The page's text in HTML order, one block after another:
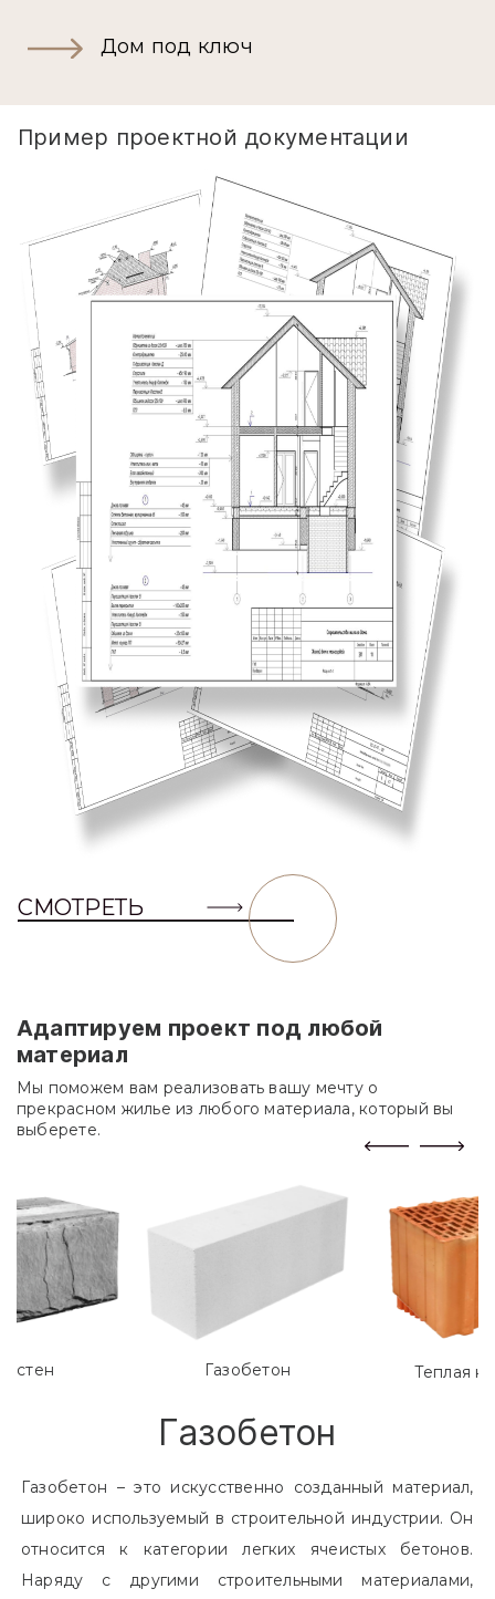
Дом под ключ
Пример проектной документации
СМОТРЕТЬ
Адаптируем проект под любой
материал
Мы поможем вам реализовать вашу мечту о
прекрасном жилье из любого материала, который вы
выберете.
Газобетон Теплая
Газобетон
Газобетон – это искусственно созданный материал,
широко используемый в строительной индустрии. Он
относится к категории легких ячеистых бетонов.
Наряду с другими строительными материалами,